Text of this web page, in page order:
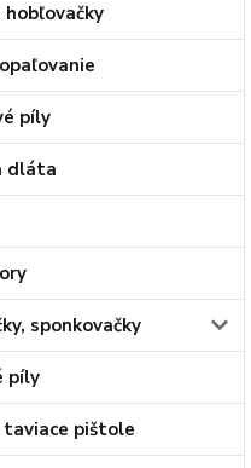
hobľovačky
píly
dláta
sponkovačky
píly
taviace pištole